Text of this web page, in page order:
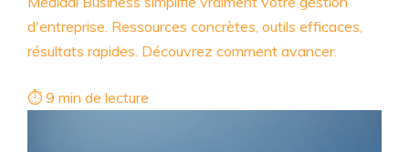
d'entreprise. Ressources concrètes, outils efficaces,
résultats rapides. Découvrez comment avancer.
⏱ 9 min de lecture